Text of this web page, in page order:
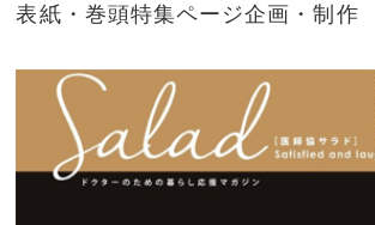
表紙・巻頭特集ページ企画・制作